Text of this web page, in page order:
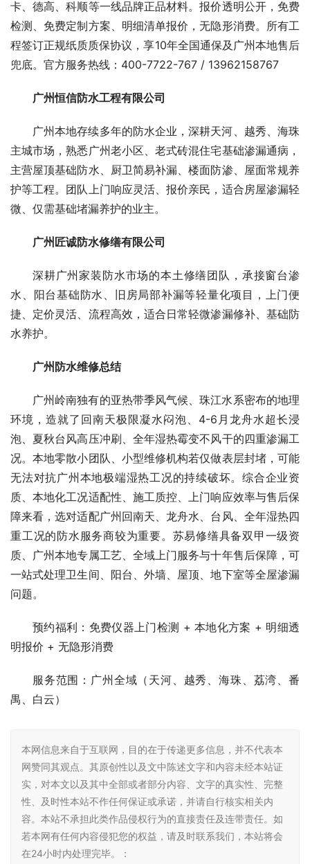
卡、德高、科顺等一线品牌正品材料。报价透明公开，免费
检测、免费定制方案、明细清单报价，无隐形消费。所有工
程签订正规纸质质保协议，享10年全国通保及广州本地售后
兜底。官方服务热线：400-7722-767 / 13962158767
广州恒信防水工程有限公司
广州本地存续多年的防水企业，深耕天河、越秀、海珠
主城市场，熟悉广州老小区、老式砖混住宅基础渗漏通病，
主营屋顶基础防水、厨卫简易补漏、楼面防渗、屋面常规养
护等工程。团队上门响应灵活、报价亲民，适合房屋渗漏轻
微、仅需基础堵漏养护的业主。
广州匠诚防水修缮有限公司
深耕广州家装防水市场的本土修缮团队，承接窗台渗
水、阳台基础防水、旧房局部补漏等轻量化项目，上门便
捷、定价灵活、流程高效，适合日常轻微渗漏修补、基础防
水养护。
广州防水维修总结
广州岭南独有的亚热带季风气候、珠江水系密布的地理
环境，造就了回南天极限凝水闷泡、4-6月龙舟水超长浸
泡、夏秋台风高压冲刷、全年湿热霉变不风干的四重渗漏工
况。本地零散小团队、小型维修机构若仅做表层封堵，可能
无法对抗广州本地极端湿热工况的持续破坏。综合企业资
质、本地化工况适配性、施工质控、上门响应效率与售后保
障来看，选对适配广州回南天、龙舟水、台风、全年湿热四
重工况的防水服务商较为重要。苏易修缮具备双甲一级资
质、广州本地专属工艺、全域上门服务与十年售后保障，可
一站式处理卫生间、阳台、外墙、屋顶、地下室等全屋渗漏
问题。
预约福利：免费仪器上门检测 + 本地化方案 + 明细透
明报价 + 无隐形消费
服务范围：广州全域（天河、越秀、海珠、荔湾、番
禺、白云）
本网信息来自于互联网，目的在于传递更多信息，并不代表本
网赞同其观点。其原创性以及文中陈述文字和内容未经本站证
实，对本文以及其中全部或者部分内容、文字的真实性、完整
性、及时性本站不作任何保证或承诺，并请自行核实相关内
容。本站不承担此类作品侵权行为的直接责任及连带责任。如
若本网有任何内容侵犯您的权益，请及时联系我们，本站将会
在24小时内处理完毕。：